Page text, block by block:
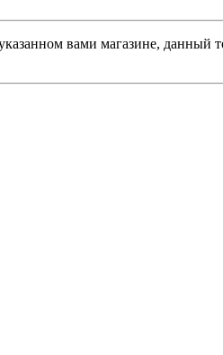
вами магазине, данный